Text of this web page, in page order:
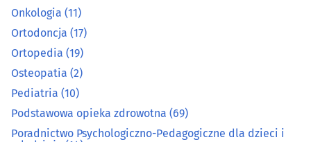
Leczenie otyłości
Leczenie uzależnień
Logopedia(25)
Medycyna estetyczna(39)
Onkologia (11)
Ortodoncja (17)
Ortopedia (19)
Osteopatia (2)
Pediatria (10)
Podstawowa opieka zdrowotna (69)
Poradnictwo Psychologiczno-Pedagogiczne dla dzieci i